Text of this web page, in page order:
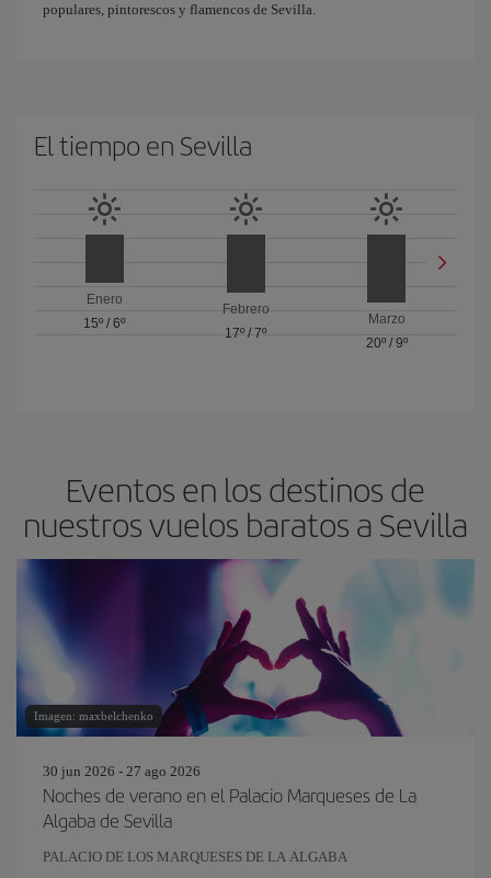
populares, pintorescos y flamencos de Sevilla.
El tiempo en Sevilla
Enero
15º /6º
Febrero
17º / 7º
Marzo
20º/ 9º
Eventos en los destinos de
nuestros vuelos baratos a Sevilla
Imagen: maxbelchenko
30 jun 2026 - 27 ago 2026
Noches de verano en el Palacio Marqueses de La
Algaba de Sevilla
PALACIO DE LOS MARQUESES DE LA ALGABA